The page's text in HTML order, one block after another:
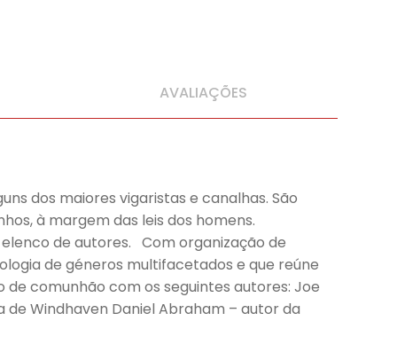
AVALIAÇÕES
dos maiores vigaristas e canalhas. São
à margem das leis dos homens.
de autores. Com organização de
de géneros multifacetados e que reúne
comunhão com os seguintes autores: Joe
Windhaven Daniel Abraham – autor da